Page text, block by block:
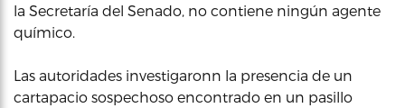
la Secretaría del Senado, no contiene ningún agente
químico.
Las autoridades investigaronn la presencia de un
cartapacio sospechoso encontrado en un pasillo